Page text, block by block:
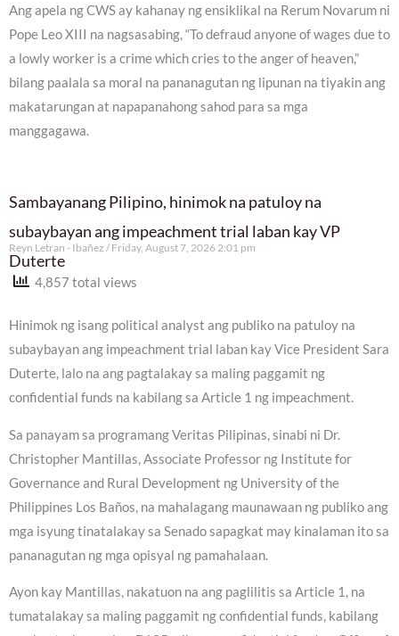
Ang apela ng CWS ay kahanay ng ensiklikal na Rerum Novarum ni
Pope Leo XIII na nagsasabing, “To defraud anyone of wages due to
a lowly worker is a crime which cries to the anger of heaven,”
bilang paalala sa moral na pananagutan ng lipunan na tiyakin ang
makatarungan at napapanahong sahod para sa mga
manggagawa.
Sambayanang Pilipino, hinimok na patuloy na
subaybayan ang impeachment trial laban kay VP
Duterte
Reyn Letran - Ibañez Friday, August 7, 2026 2:01 pm
4,857 total views
Hinimok ng isang political analyst ang publiko na patuloy na
subaybayan ang impeachment trial laban kay Vice President Sara
Duterte, lalo na ang pagtalakay sa maling paggamit ng
confidential funds na kabilang sa Article 1 ng impeachment.
Sa panayam sa programang Veritas Pilipinas, sinabi ni Dr.
Christopher Mantillas, Associate Professor ng Institute for
Governance and Rural Development ng University of the
Philippines Los Baños, na mahalagang maunawaan ng publiko ang
mga isyung tinatalakay sa Senado sapagkat may kinalaman ito sa
pananagutan ng mga opisyal ng pamahalaan.
Ayon kay Mantillas, nakatuon na ang paglilitis sa Article 1, na
tumatalakay sa maling paggamit ng confidential funds, kabilang